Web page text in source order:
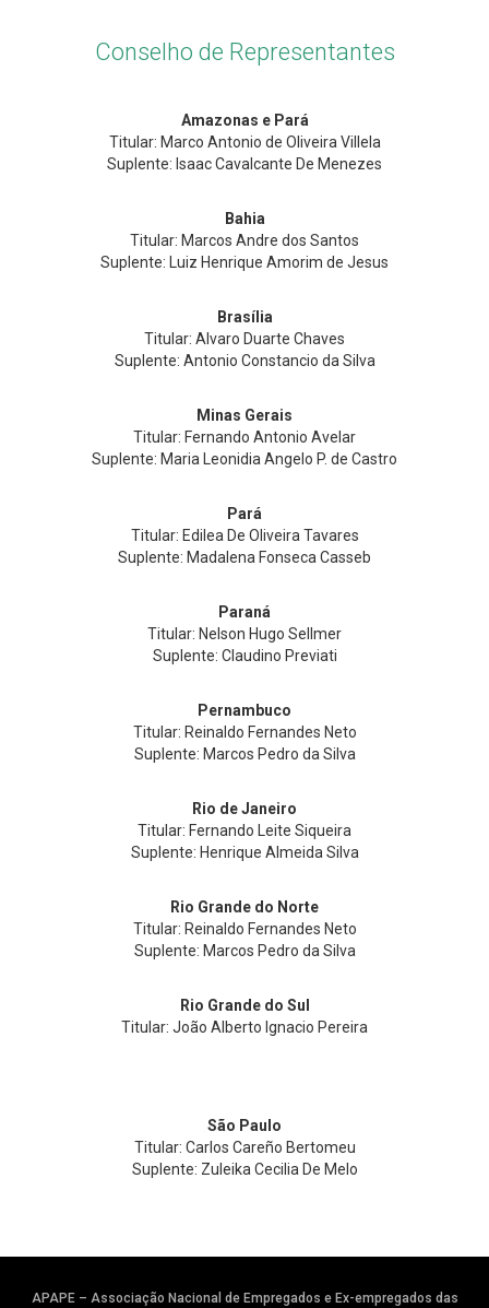
Conselho de Representantes
Amazonas e Pará
Titular: Marco Antonio de Oliveira Villela
Suplente: Isaac Cavalcante De Menezes
Bahia
Titular: Marcos Andre dos Santos
Suplente: Luiz Henrique Amorim de Jesus
Brasília
Titular: Alvaro Duarte Chaves
Suplente: Antonio Constancio da Silva
Minas Gerais
Titular: Fernando Antonio Avelar
Suplente: Maria Leonidia Angelo P. de Castro
Pará
Titular: Edilea De Oliveira Tavares
Suplente: Madalena Fonseca Casseb
Paraná
Titular: Nelson Hugo Sellmer
Suplente: Claudino Previati
Pernambuco
Titular: Reinaldo Fernandes Neto
Suplente: Marcos Pedro da Silva
Rio de Janeiro
Titular: Fernando Leite Siqueira
Suplente: Henrique Almeida Silva
Rio Grande do Norte
Titular: Reinaldo Fernandes Neto
Suplente: Marcos Pedro da Silva
Rio Grande do Sul
Titular: João Alberto Ignacio Pereira
São Paulo
Titular: Carlos Careño Bertomeu
Suplente: Zuleika Cecilia De Melo
APAPE – Associação Nacional de Empregados e Ex-empregados das